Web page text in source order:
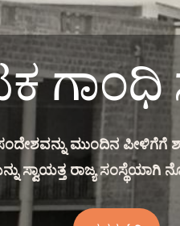
ಗಾಂಧಿ
ಮುಂದಿನ ಪೀಳಿಗೆಗೆ
ಸ್ವಾಯತ್ತ ರಾಜ್ಯ